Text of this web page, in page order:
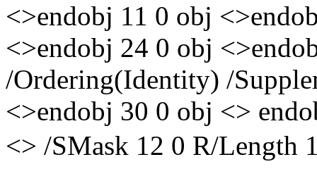
<>endobj 11 0 obj
<>endobj 24 0 obj
/Ordering(Identity) /
<>endobj 30 0 obj <>
<> /SMask 12 0 R/